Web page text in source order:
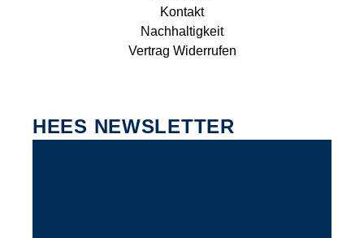
Kontakt
Nachhaltigkeit
Vertrag Widerrufen
HEES NEWSLETTER